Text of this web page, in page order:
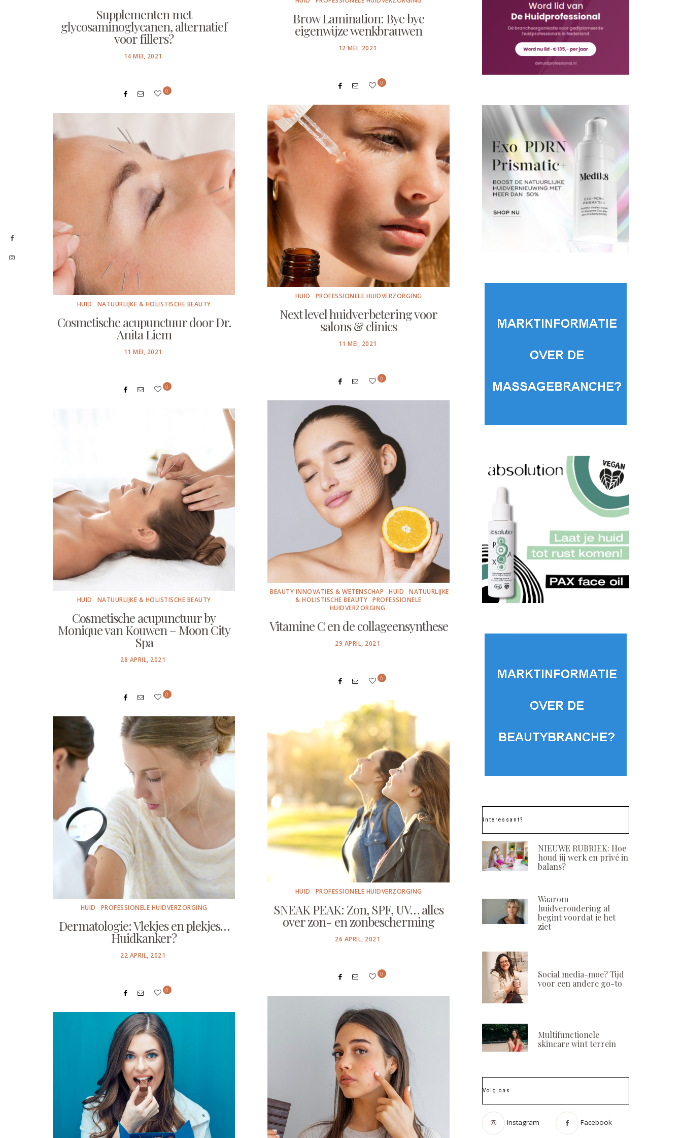
Supplementen met
glycosaminoglycanen, alternatief
voor fillers?
POSTED
14 MEI, 2021
0
Brow Lamination: Bye bye
eigenwijze wenkbrauwen
POSTED
12 MEI, 2021
0
HUID PROFESSIONELE HUIDVERZORGING
Next level huidverbetering voor
salons & clinics
POSTED
11 MEI, 2021
0
HUID NATUURLIJKE & HOLISTISCHE BEAUTY
Cosmetische acupunctuur door Dr.
Anita Liem
POSTED
11 MEI, 2021
0
BEAUTY INNOVATIES & WETENSCHAP HUID
NATUURLIJKE
& HOLISTISCHE BEAUTY
PROFESSIONELE
HUIDVERZORGING
Vitamine C en de collageensynthese
POSTED
29 APRIL, 2021
0
HUID NATUURLIJKE & HOLISTISCHE BEAUTY
Cosmetische acupunctuur by
Monique van Kouwen – Moon City
Spa
POSTED
28 APRIL, 2021
0
HUID PROFESSIONELE HUIDVERZORGING
SNEAK PEAK: Zon, SPF, UV… alles
over zon- en zonbescherming
POSTED
26 APRIL, 2021
0
HUID PROFESSIONELE HUIDVERZORGING
Dermatologie: Vlekjes en plekjes…
Huidkanker?
POSTED
22 APRIL, 2021
0
Interessant?
NIEUWE RUBRIEK: Hoe
houd jij werk en privé in
balans?
Waarom
huidveroudering al
begint voordat je het
ziet
Social media-moe? Tijd
voor een andere go-to
Multifunctionele
skincare wint terrein
Volg ons
Instagram Facebook